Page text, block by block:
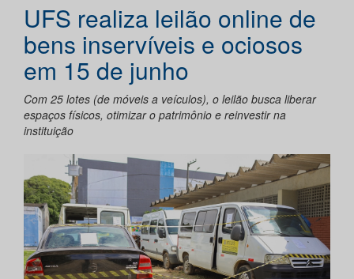
UFS realiza leilão online de
bens inservíveis e ociosos
em 15 de junho
Com 25 lotes (de móveis a veículos), o leilão busca liberar
espaços físicos, otimizar o patrimônio e reinvestir na
instituição